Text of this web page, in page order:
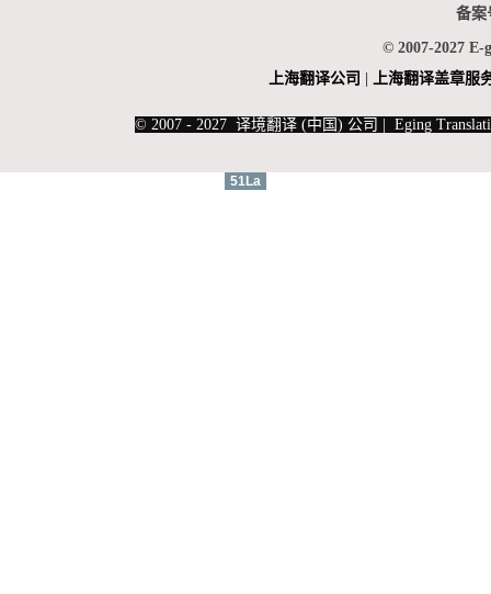
备案
© 2007-2027 E-
上海翻译公司 上海翻译盖章服
© 2007 - 2027 译境翻译 (中国) 公司 | Eging
51La